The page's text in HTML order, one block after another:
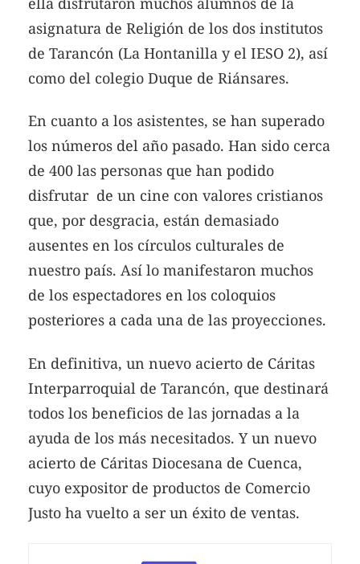
asignatura de Religión de los dos institutos
de Tarancón (La Hontanilla y el IESO 2), así
como del colegio Duque de Riánsares.
En cuanto a los asistentes, se han superado
los números del año pasado. Han sido cerca
de 400 las personas que han podido
disfrutar de un cine con valores cristianos
que, por desgracia, están demasiado
ausentes en los círculos culturales de
nuestro país. Así lo manifestaron muchos
de los espectadores en los coloquios
posteriores a cada una de las proyecciones.
En definitiva, un nuevo acierto de Cáritas
Interparroquial de Tarancón, que destinará
todos los beneficios de las jornadas a la
ayuda de los más necesitados. Y un nuevo
acierto de Cáritas Diocesana de Cuenca,
cuyo expositor de productos de Comercio
Justo ha vuelto a ser un éxito de ventas.